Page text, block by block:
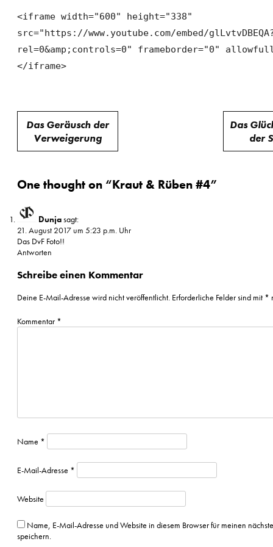
<iframe width="600" height="338"
src="https://www.youtube.com/embed/
rel=0&amp;controls=0" frameborder="0"
</iframe>
Beitragsnavigation
Das Geräusch der
Verweigerung
Das
der
One thought on “Kraut & Rüben #4”
Dunjasagt:
21. August 2017 um 5:23 p.m. Uhr
Das DvF Foto!!
Antworten
Schreibe einen Kommentar
Deine E-Mail-Adresse wird nicht veröffentlicht. Erforderliche Felder sind mit *
Kommentar *
Name *
E-Mail-Adresse *
Website
Name, E-Mail-Adresse und Website in diesem Browser für meinen
speichern.